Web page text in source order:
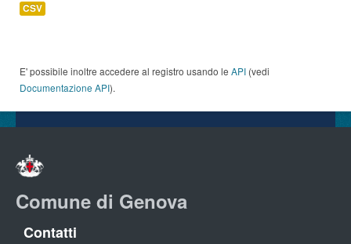
CSV
E' possibile inoltre accedere al registro usando le API (vedi
Documentazione API).
Comune di Genova
Contatti